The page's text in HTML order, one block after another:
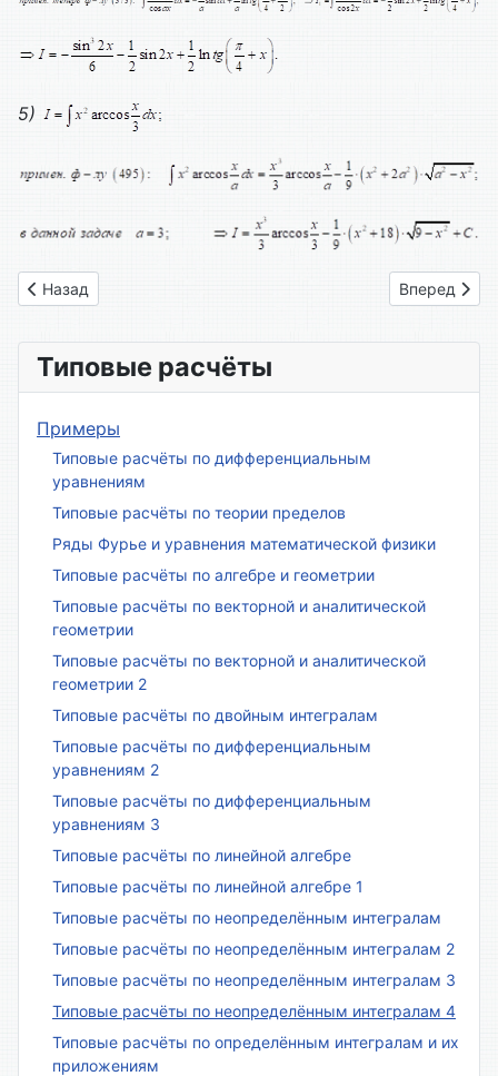
5)
Предыдущий: Вариант № 12
Назад Следующий:
Вперед
Типовые расчёты
Примеры
Типовые расчёты по дифференциальным
уравнениям
Типовые расчёты по теории пределов
Ряды Фурье и уравнения математической физики
Типовые расчёты по алгебре и геометрии
Типовые расчёты по векторной и аналитической
геометрии
Типовые расчёты по векторной и аналитической
геометрии 2
Типовые расчёты по двойным интегралам
Типовые расчёты по дифференциальным
уравнениям 2
Типовые расчёты по дифференциальным
уравнениям 3
Типовые расчёты по линейной алгебре
Типовые расчёты по линейной алгебре 1
Типовые расчёты по неопределённым интегралам
Типовые расчёты по неопределённым интегралам 2
Типовые расчёты по неопределённым интегралам 3
Типовые расчёты по неопределённым интегралам 4
Типовые расчёты по определённым интегралам и их
приложениям